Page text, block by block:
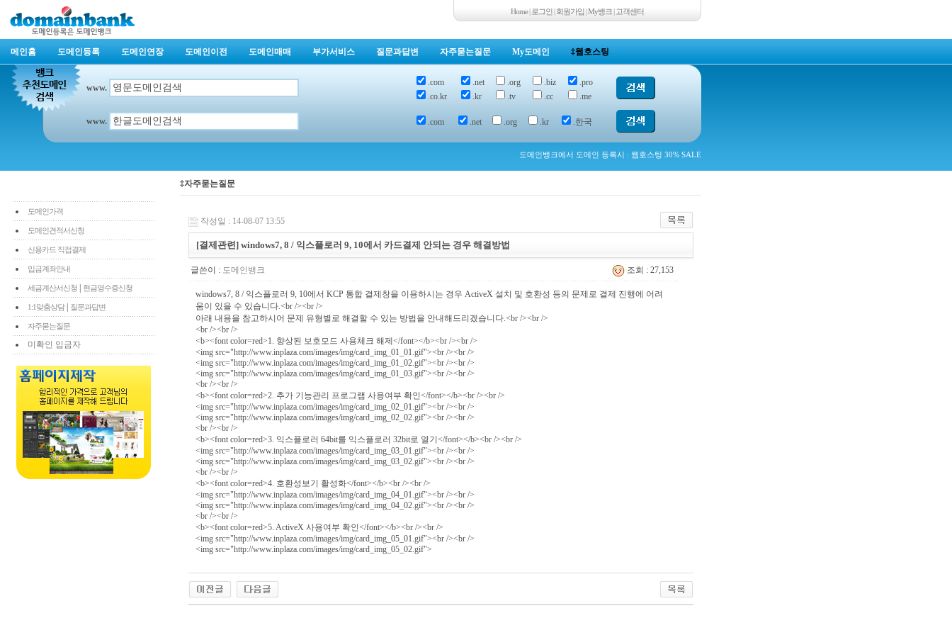
Home| 로그인|회원가입|My뱅크| 고객센터
메인홈 도메인등록 도메인연장 도메인이전 도메인매매 부가서비스 질문과답변 자주묻는질문 My도메인 ‡웹호스팅
www.
.com .net .org .biz
.pro
.co.kr
.kr .tv .cc .me
www. .com .net .org .kr .한국
도메인뱅크에서 도메인 등록시 : 웹호스팅 30% SALE
도메인가격
도메인견적서신청
신용카드 직접결제
입금계좌안내
세금계산서신청 현금영수증신청
1:1맞춤상담| 질문과답변
자주묻는질문
미확인 입금자
‡자주묻는질문
작성일 : 14-08-07 13:55
[결제관련] windows7, 8 / 익스플로러 9, 10에서 카드결제 안되는 경우 해결방법
글쓴이 : 도메인뱅크 조회 : 27,153
windows7, 8 / 익스플로러 9, 10에서 KCP 통합 결제창을 이용하시는 경우 ActiveX 설치 및 호환성 등의 문제로 결제 진행에 어려
움이 있을 수 있습니다.<br /><br />
아래 내용을 참고하시어 문제 유형별로 해결할 수 있는 방법을 안내해드리겠습니다.<br /><br />
<br /><br />
<b><font color=red>1. 향상된 보호모드 사용체크 해제</font></b><br /><br />
<img src="http://www.inplaza.com/images/img/card_img_01_01.gif"><br /><br />
<img src="http://www.inplaza.com/images/img/card_img_01_02.gif"><br /><br />
<img src="http://www.inplaza.com/images/img/card_img_01_03.gif"><br /><br />
<br /><br />
<b><font color=red>2. 추가 기능관리 프로그램 사용여부 확인</font></b><br /><br />
<img src="http://www.inplaza.com/images/img/card_img_02_01.gif"><br /><br />
<img src="http://www.inplaza.com/images/img/card_img_02_02.gif"><br /><br />
<br /><br />
<b><font color=red>3. 익스플로러 64bit를 익스플로러 32bit로 열기</font></b><br /><br />
<img src="http://www.inplaza.com/images/img/card_img_03_01.gif"><br /><br />
<img src="http://www.inplaza.com/images/img/card_img_03_02.gif"><br /><br />
<br /><br />
<b><font color=red>4. 호환성보기 활성화</font></b><br /><br />
<img src="http://www.inplaza.com/images/img/card_img_04_01.gif"><br /><br />
<img src="http://www.inplaza.com/images/img/card_img_04_02.gif"><br /><br />
<br /><br />
<b><font color=red>5. ActiveX 사용여부 확인</font></b><br /><br />
<img src="http://www.inplaza.com/images/img/card_img_05_01.gif"><br /><br />
<img src="http://www.inplaza.com/images/img/card_img_05_02.gif">